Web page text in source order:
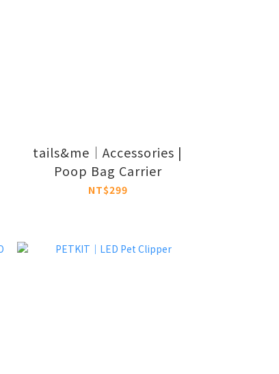
tails&me｜Accessories |
Poop Bag Carrier
NT$299